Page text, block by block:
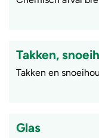
Takken,
Takken en
Glas